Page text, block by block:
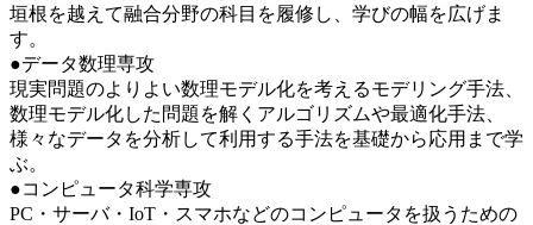
垣根を越えて融合分野の科目を履修し、学びの幅を広げま
す。
●データ数理専攻
現実問題のよりよい数理モデル化を考えるモデリング手法、
数理モデル化した問題を解くアルゴリズムや最適化手法、
様々なデータを分析して利用する手法を基礎から応用まで学
ぶ。
●コンピュータ科学専攻
PC・サーバ・IoT・スマホなどのコンピュータを扱うための